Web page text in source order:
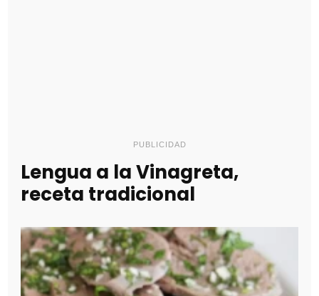
PUBLICIDAD
Lengua a la Vinagreta,
receta tradicional